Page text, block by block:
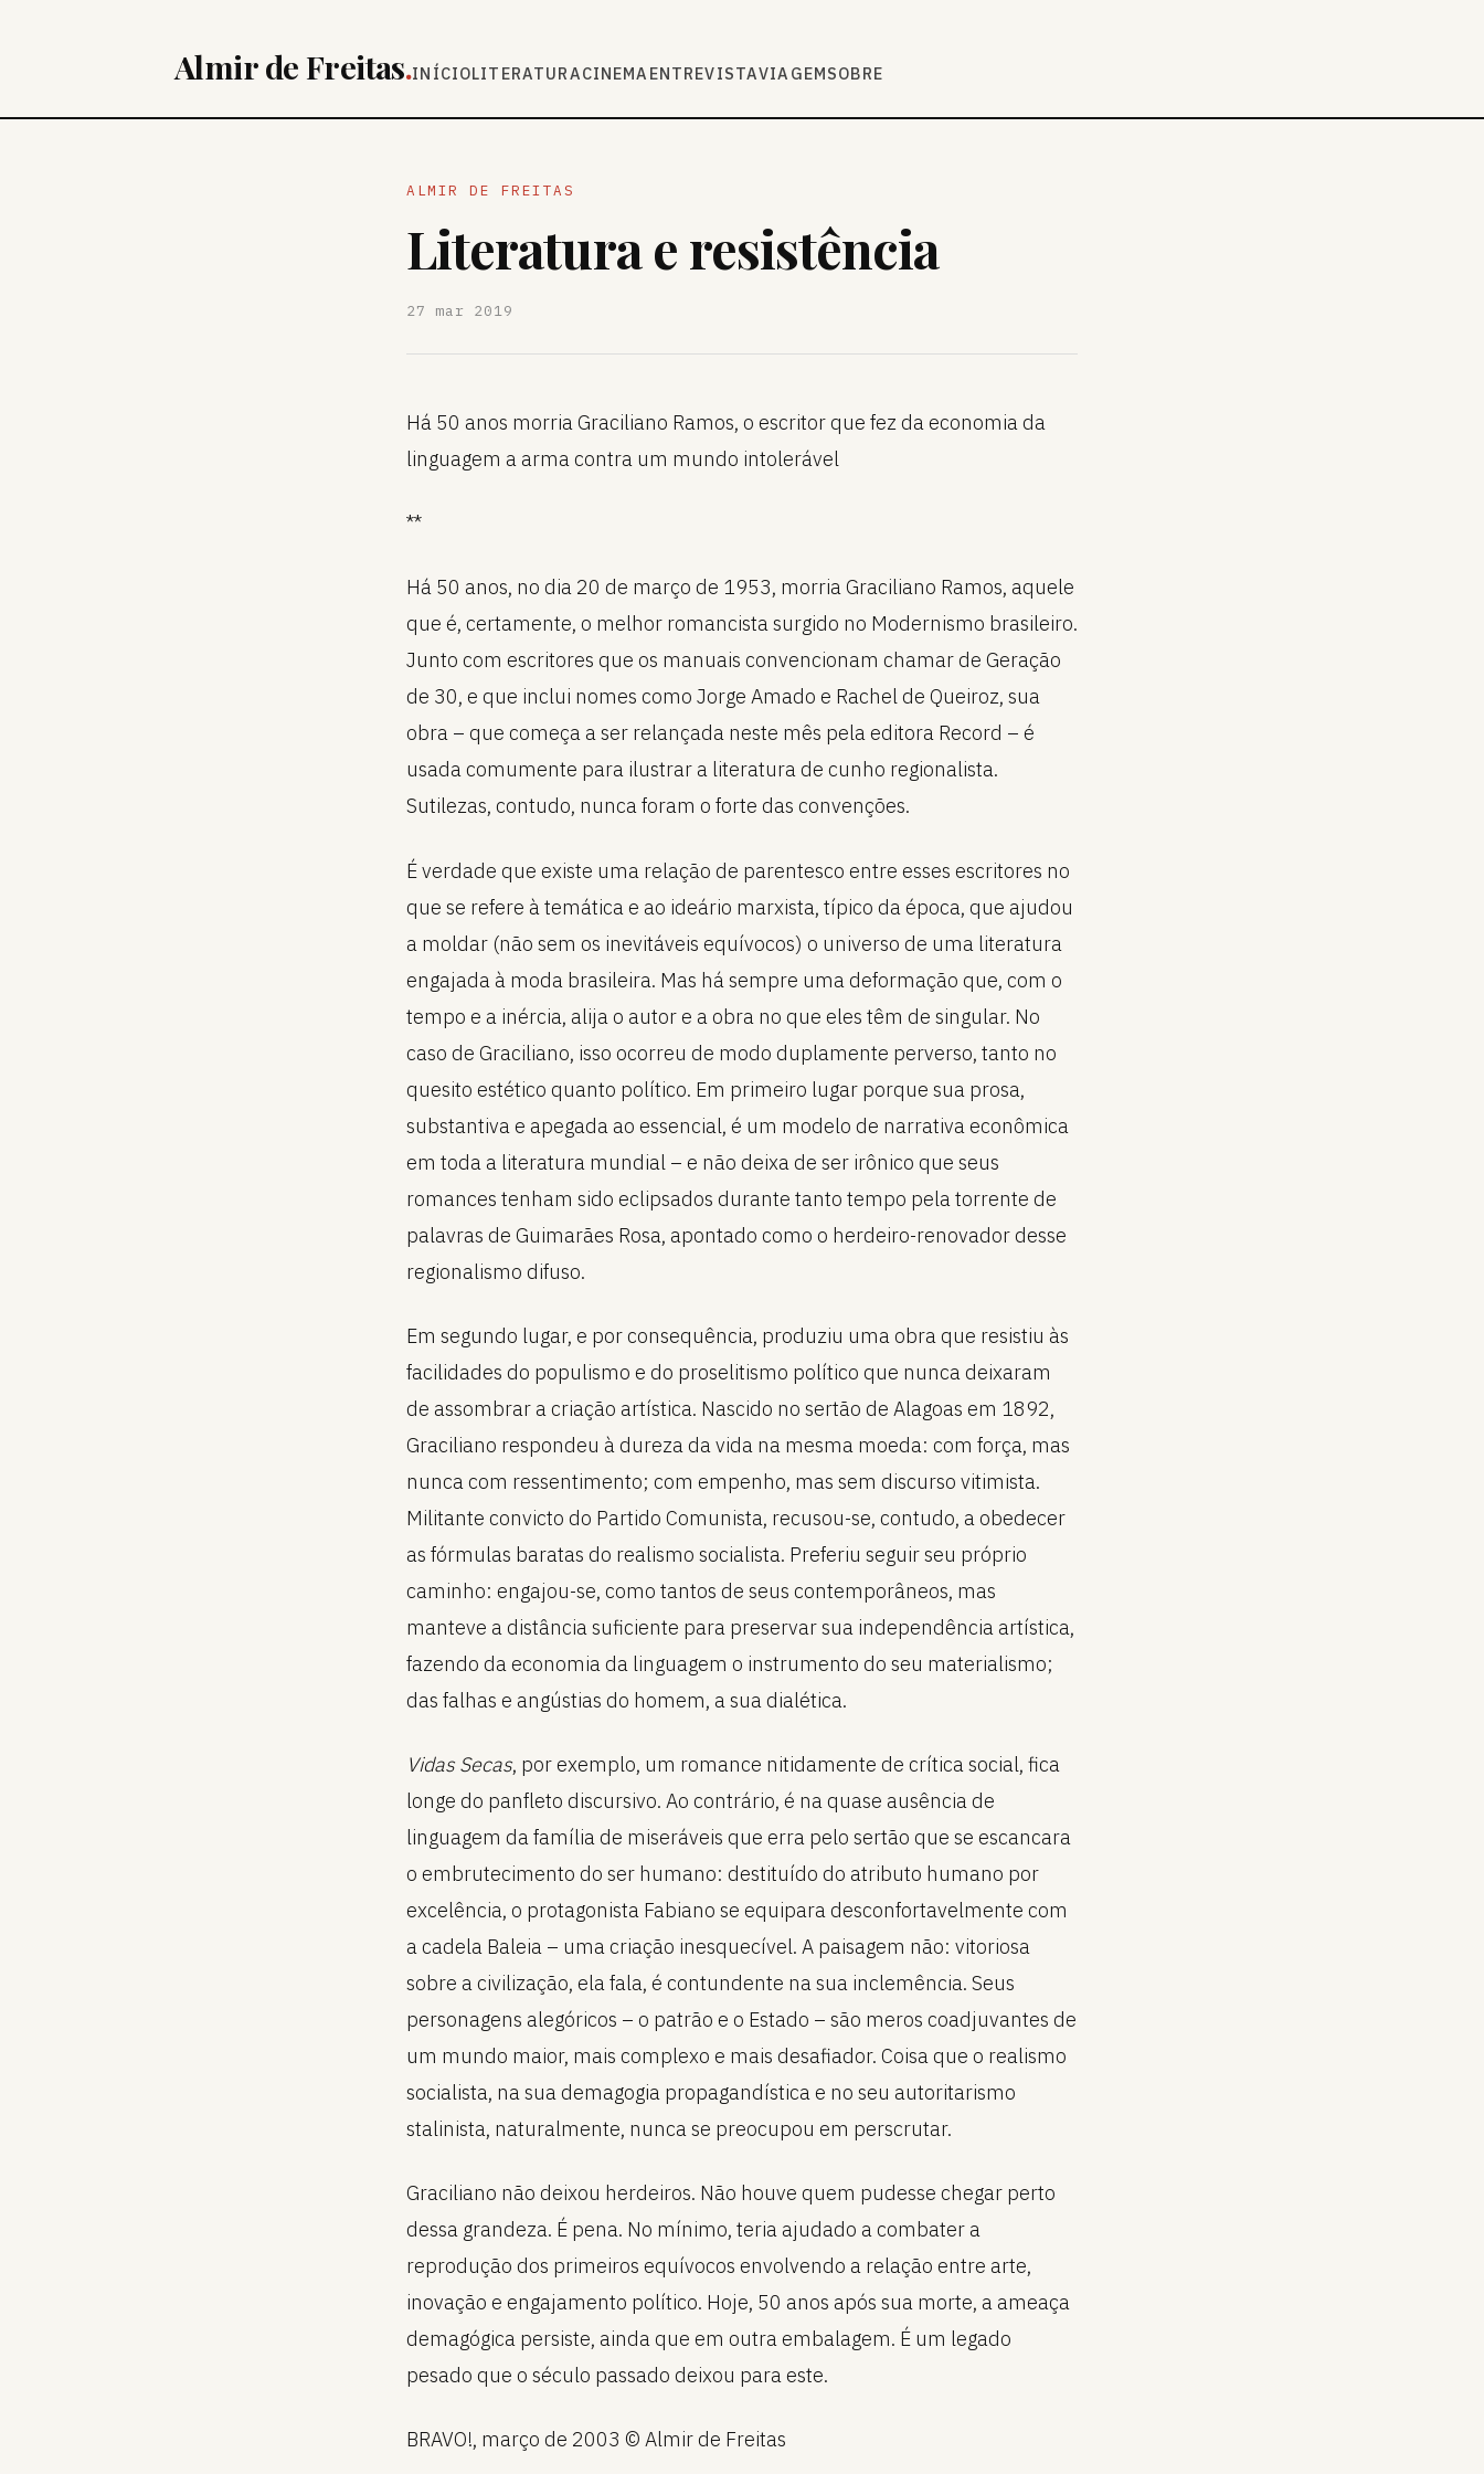
Almir de Freitas.INÍCIOLITERATURACINEMA ENTREVISTAVIAGEMSOBRE
ALMIR DE FREITAS
Literatura e resistência
27 mar 2019
Há 50 anos morria Graciliano Ramos, o escritor que fez da economia da
linguagem a arma contra um mundo intolerável
**
Há 50 anos, no dia 20 de março de 1953, morria Graciliano Ramos, aquele
que é, certamente, o melhor romancista surgido no Modernismo brasileiro.
Junto com escritores que os manuais convencionam chamar de Geração
de 30, e que inclui nomes como Jorge Amado e Rachel de Queiroz, sua
obra – que começa a ser relançada neste mês pela editora Record – é
usada comumente para ilustrar a literatura de cunho regionalista.
Sutilezas, contudo, nunca foram o forte das convenções.
É verdade que existe uma relação de parentesco entre esses escritores no
que se refere à temática e ao ideário marxista, típico da época, que ajudou
a moldar (não sem os inevitáveis equívocos) o universo de uma literatura
engajada à moda brasileira. Mas há sempre uma deformação que, com o
tempo e a inércia, alija o autor e a obra no que eles têm de singular. No
caso de Graciliano, isso ocorreu de modo duplamente perverso, tanto no
quesito estético quanto político. Em primeiro lugar porque sua prosa,
substantiva e apegada ao essencial, é um modelo de narrativa econômica
em toda a literatura mundial – e não deixa de ser irônico que seus
romances tenham sido eclipsados durante tanto tempo pela torrente de
palavras de Guimarães Rosa, apontado como o herdeiro-renovador desse
regionalismo difuso.
Em segundo lugar, e por consequência, produziu uma obra que resistiu às
facilidades do populismo e do proselitismo político que nunca deixaram
de assombrar a criação artística. Nascido no sertão de Alagoas em 1892,
Graciliano respondeu à dureza da vida na mesma moeda: com força, mas
nunca com ressentimento; com empenho, mas sem discurso vitimista.
Militante convicto do Partido Comunista, recusou-se, contudo, a obedecer
as fórmulas baratas do realismo socialista. Preferiu seguir seu próprio
caminho: engajou-se, como tantos de seus contemporâneos, mas
manteve a distância suficiente para preservar sua independência artística,
fazendo da economia da linguagem o instrumento do seu materialismo;
das falhas e angústias do homem, a sua dialética.
Vidas Secas, por exemplo, um romance nitidamente de crítica social, fica
longe do panfleto discursivo. Ao contrário, é na quase ausência de
linguagem da família de miseráveis que erra pelo sertão que se escancara
o embrutecimento do ser humano: destituído do atributo humano por
excelência, o protagonista Fabiano se equipara desconfortavelmente com
a cadela Baleia – uma criação inesquecível. A paisagem não: vitoriosa
sobre a civilização, ela fala, é contundente na sua inclemência. Seus
personagens alegóricos – o patrão e o Estado – são meros coadjuvantes de
um mundo maior, mais complexo e mais desafiador. Coisa que o realismo
socialista, na sua demagogia propagandística e no seu autoritarismo
stalinista, naturalmente, nunca se preocupou em perscrutar.
Graciliano não deixou herdeiros. Não houve quem pudesse chegar perto
dessa grandeza. É pena. No mínimo, teria ajudado a combater a
reprodução dos primeiros equívocos envolvendo a relação entre arte,
inovação e engajamento político. Hoje, 50 anos após sua morte, a ameaça
demagógica persiste, ainda que em outra embalagem. É um legado
pesado que o século passado deixou para este.
BRAVO!, março de 2003 © Almir de Freitas